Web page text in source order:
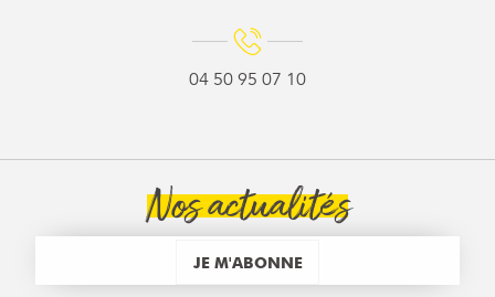
04 50 95 07 10
Nos actualités
JE M'ABONNE